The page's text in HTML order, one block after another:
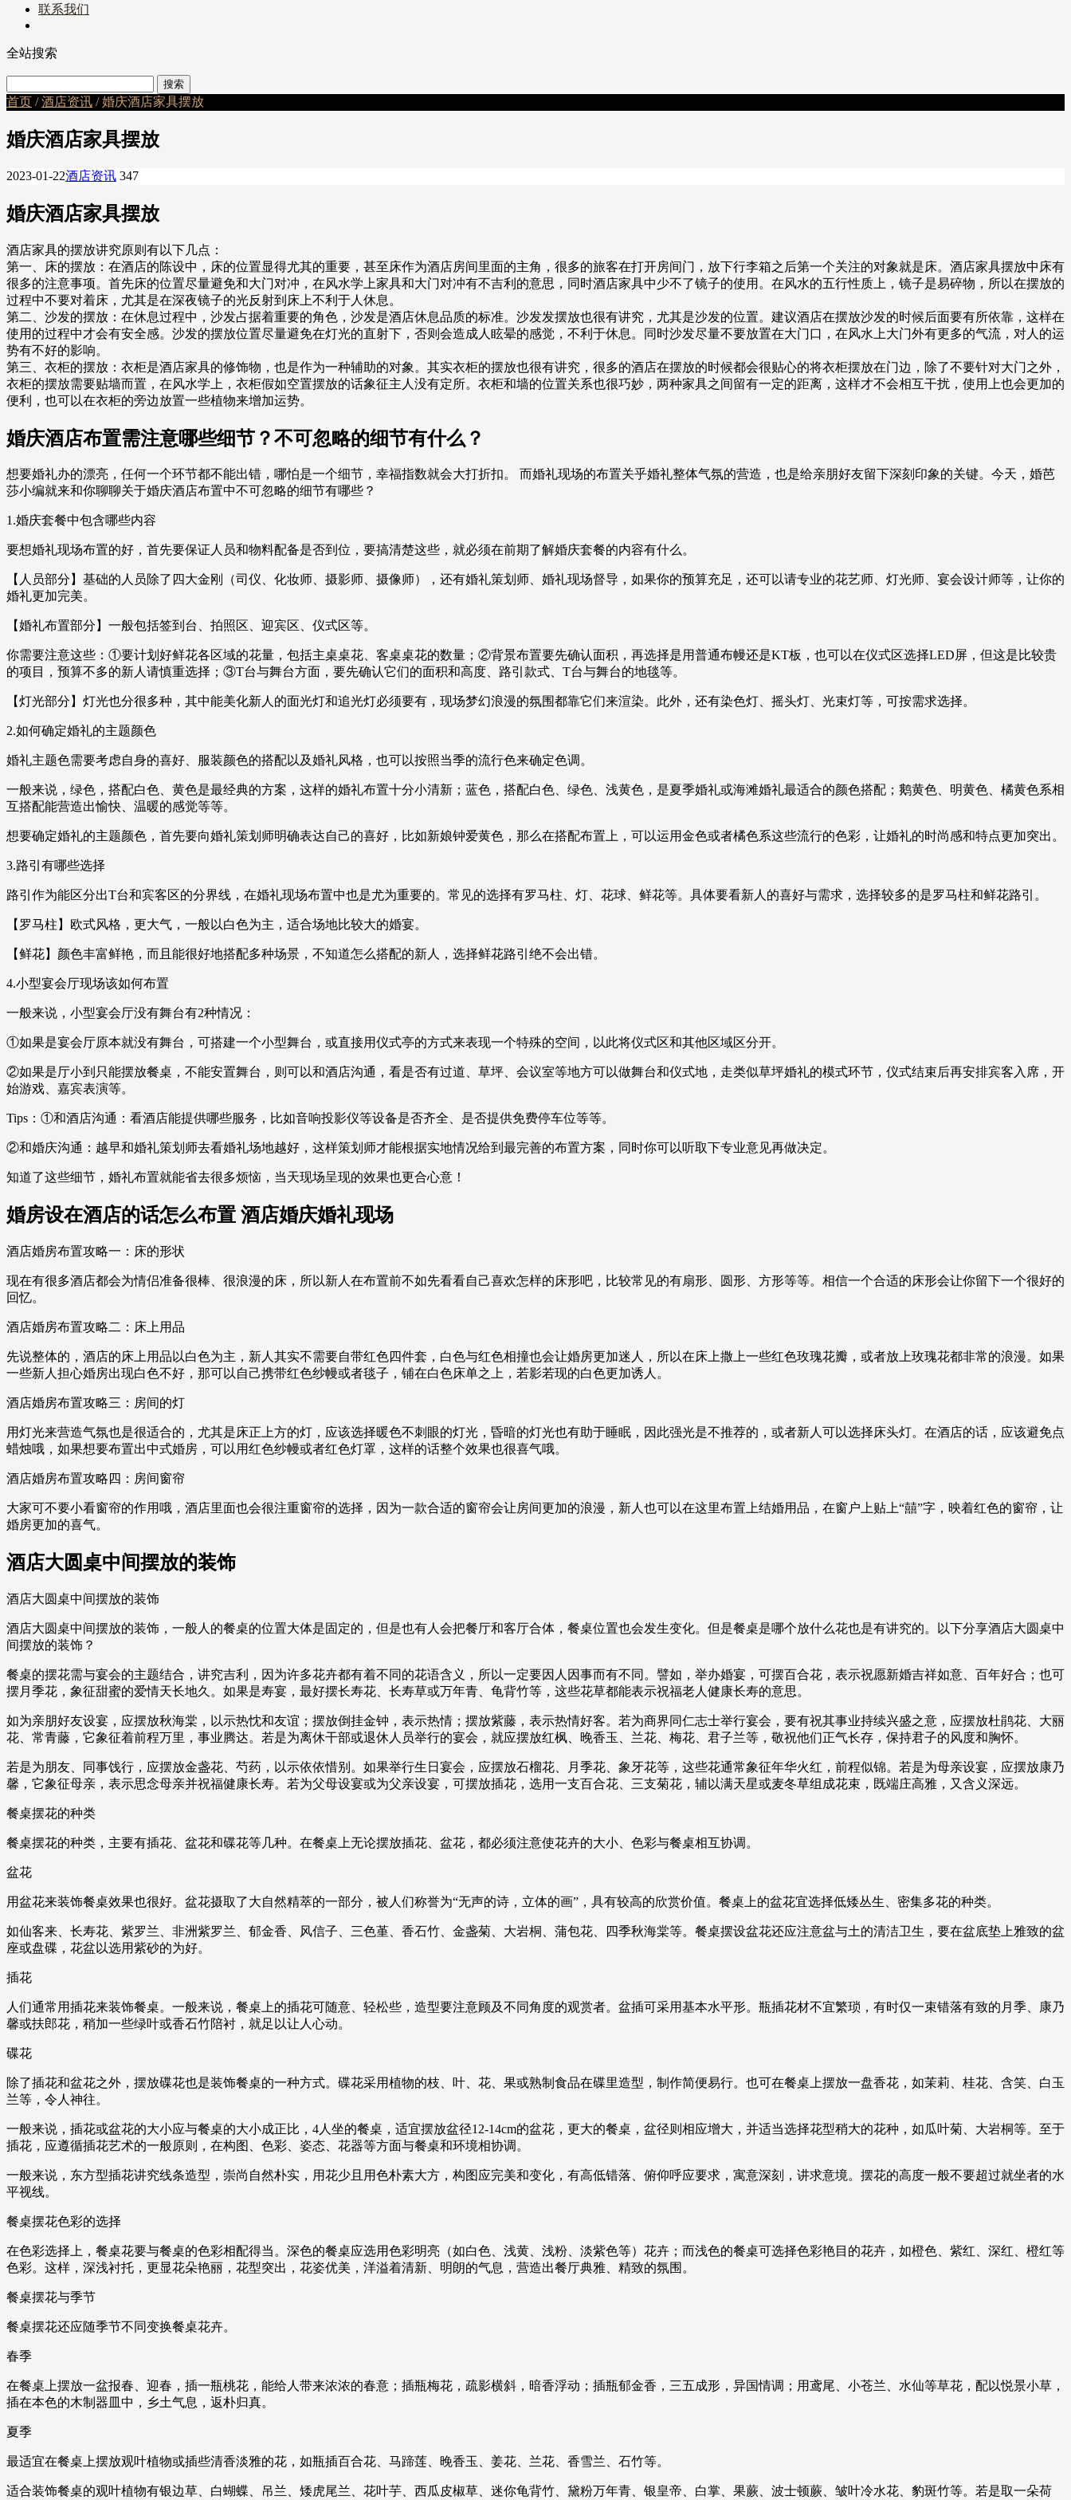
联系我们
全站搜索
首页 /酒店资讯 / 婚庆酒店家具摆放
婚庆酒店家具摆放
2023-01-22酒店资讯 347
婚庆酒店家具摆放
酒店家具的摆放讲究原则有以下几点：
第一、床的摆放：在酒店的陈设中，床的位置显得尤其的重要，甚至床作为酒店房间里面的主角，很多的旅客在打开房间门，放下行李箱之后第一个关注的对象就是床。酒店家具摆放中床有
很多的注意事项。首先床的位置尽量避免和大门对冲，在风水学上家具和大门对冲有不吉利的意思，同时酒店家具中少不了镜子的使用。在风水的五行性质上，镜子是易碎物，所以在摆放的
过程中不要对着床，尤其是在深夜镜子的光反射到床上不利于人休息。
第二、沙发的摆放：在休息过程中，沙发占据着重要的角色，沙发是酒店休息品质的标准。沙发发摆放也很有讲究，尤其是沙发的位置。建议酒店在摆放沙发的时候后面要有所依靠，这样在
使用的过程中才会有安全感。沙发的摆放位置尽量避免在灯光的直射下，否则会造成人眩晕的感觉，不利于休息。同时沙发尽量不要放置在大门口，在风水上大门外有更多的气流，对人的运
势有不好的影响。
第三、衣柜的摆放：衣柜是酒店家具的修饰物，也是作为一种辅助的对象。其实衣柜的摆放也很有讲究，很多的酒店在摆放的时候都会很贴心的将衣柜摆放在门边，除了不要针对大门之外，
衣柜的摆放需要贴墙而置，在风水学上，衣柜假如空置摆放的话象征主人没有定所。衣柜和墙的位置关系也很巧妙，两种家具之间留有一定的距离，这样才不会相互干扰，使用上也会更加的
便利，也可以在衣柜的旁边放置一些植物来增加运势。
婚庆酒店布置需注意哪些细节？不可忽略的细节有什么？
想要婚礼办的漂亮，任何一个环节都不能出错，哪怕是一个细节，幸福指数就会大打折扣。 而婚礼现场的布置关乎婚礼整体气氛的营造，也是给亲朋好友留下深刻印象的关键。今天，婚芭
莎小编就来和你聊聊关于婚庆酒店布置中不可忽略的细节有哪些？
1.婚庆套餐中包含哪些内容
要想婚礼现场布置的好，首先要保证人员和物料配备是否到位，要搞清楚这些，就必须在前期了解婚庆套餐的内容有什么。
【人员部分】基础的人员除了四大金刚（司仪、化妆师、摄影师、摄像师），还有婚礼策划师、婚礼现场督导，如果你的预算充足，还可以请专业的花艺师、灯光师、宴会设计师等，让你的
婚礼更加完美。
【婚礼布置部分】一般包括签到台、拍照区、迎宾区、仪式区等。
你需要注意这些：①要计划好鲜花各区域的花量，包括主桌桌花、客桌桌花的数量；②背景布置要先确认面积，再选择是用普通布幔还是KT板，也可以在仪式区选择LED屏，但这是比较贵
的项目，预算不多的新人请慎重选择；③T台与舞台方面，要先确认它们的面积和高度、路引款式、T台与舞台的地毯等。
【灯光部分】灯光也分很多种，其中能美化新人的面光灯和追光灯必须要有，现场梦幻浪漫的氛围都靠它们来渲染。此外，还有染色灯、摇头灯、光束灯等，可按需求选择。
2.如何确定婚礼的主题颜色
婚礼主题色需要考虑自身的喜好、服装颜色的搭配以及婚礼风格，也可以按照当季的流行色来确定色调。
一般来说，绿色，搭配白色、黄色是最经典的方案，这样的婚礼布置十分小清新；蓝色，搭配白色、绿色、浅黄色，是夏季婚礼或海滩婚礼最适合的颜色搭配；鹅黄色、明黄色、橘黄色系相
互搭配能营造出愉快、温暖的感觉等等。
想要确定婚礼的主题颜色，首先要向婚礼策划师明确表达自己的喜好，比如新娘钟爱黄色，那么在搭配布置上，可以运用金色或者橘色系这些流行的色彩，让婚礼的时尚感和特点更加突出。
3.路引有哪些选择
路引作为能区分出T台和宾客区的分界线，在婚礼现场布置中也是尤为重要的。常见的选择有罗马柱、灯、花球、鲜花等。具体要看新人的喜好与需求，选择较多的是罗马柱和鲜花路引。
【罗马柱】欧式风格，更大气，一般以白色为主，适合场地比较大的婚宴。
【鲜花】颜色丰富鲜艳，而且能很好地搭配多种场景，不知道怎么搭配的新人，选择鲜花路引绝不会出错。
4.小型宴会厅现场该如何布置
一般来说，小型宴会厅没有舞台有2种情况：
①如果是宴会厅原本就没有舞台，可搭建一个小型舞台，或直接用仪式亭的方式来表现一个特殊的空间，以此将仪式区和其他区域区分开。
②如果是厅小到只能摆放餐桌，不能安置舞台，则可以和酒店沟通，看是否有过道、草坪、会议室等地方可以做舞台和仪式地，走类似草坪婚礼的模式环节，仪式结束后再安排宾客入席，开
始游戏、嘉宾表演等。
Tips：①和酒店沟通：看酒店能提供哪些服务，比如音响投影仪等设备是否齐全、是否提供免费停车位等等。
②和婚庆沟通：越早和婚礼策划师去看婚礼场地越好，这样策划师才能根据实地情况给到最完善的布置方案，同时你可以听取下专业意见再做决定。
知道了这些细节，婚礼布置就能省去很多烦恼，当天现场呈现的效果也更合心意！
婚房设在酒店的话怎么布置 酒店婚庆婚礼现场
酒店婚房布置攻略一：床的形状
现在有很多酒店都会为情侣准备很棒、很浪漫的床，所以新人在布置前不如先看看自己喜欢怎样的床形吧，比较常见的有扇形、圆形、方形等等。相信一个合适的床形会让你留下一个很好的
回忆。
酒店婚房布置攻略二：床上用品
先说整体的，酒店的床上用品以白色为主，新人其实不需要自带红色四件套，白色与红色相撞也会让婚房更加迷人，所以在床上撒上一些红色玫瑰花瓣，或者放上玫瑰花都非常的浪漫。如果
一些新人担心婚房出现白色不好，那可以自己携带红色纱幔或者毯子，铺在白色床单之上，若影若现的白色更加诱人。
酒店婚房布置攻略三：房间的灯
用灯光来营造气氛也是很适合的，尤其是床正上方的灯，应该选择暖色不刺眼的灯光，昏暗的灯光也有助于睡眠，因此强光是不推荐的，或者新人可以选择床头灯。在酒店的话，应该避免点
蜡烛哦，如果想要布置出中式婚房，可以用红色纱幔或者红色灯罩，这样的话整个效果也很喜气哦。
酒店婚房布置攻略四：房间窗帘
大家可不要小看窗帘的作用哦，酒店里面也会很注重窗帘的选择，因为一款合适的窗帘会让房间更加的浪漫，新人也可以在这里布置上结婚用品，在窗户上贴上“囍”字，映着红色的窗帘，让
婚房更加的喜气。
酒店大圆桌中间摆放的装饰
酒店大圆桌中间摆放的装饰
酒店大圆桌中间摆放的装饰，一般人的餐桌的位置大体是固定的，但是也有人会把餐厅和客厅合体，餐桌位置也会发生变化。但是餐桌是哪个放什么花也是有讲究的。以下分享酒店大圆桌中
间摆放的装饰？
餐桌的摆花需与宴会的主题结合，讲究吉利，因为许多花卉都有着不同的花语含义，所以一定要因人因事而有不同。譬如，举办婚宴，可摆百合花，表示祝愿新婚吉祥如意、百年好合；也可
摆月季花，象征甜蜜的爱情天长地久。如果是寿宴，最好摆长寿花、长寿草或万年青、龟背竹等，这些花草都能表示祝福老人健康长寿的意思。
如为亲朋好友设宴，应摆放秋海棠，以示热忱和友谊；摆放倒挂金钟，表示热情；摆放紫藤，表示热情好客。若为商界同仁志士举行宴会，要有祝其事业持续兴盛之意，应摆放杜鹃花、大丽
花、常青藤，它象征着前程万里，事业腾达。若是为离休干部或退休人员举行的宴会，就应摆放红枫、晚香玉、兰花、梅花、君子兰等，敬祝他们正气长存，保持君子的风度和胸怀。
若是为朋友、同事饯行，应摆放金盏花、芍药，以示依依惜别。如果举行生日宴会，应摆放石榴花、月季花、象牙花等，这些花通常象征年华火红，前程似锦。若是为母亲设宴，应摆放康乃
馨，它象征母亲，表示思念母亲并祝福健康长寿。若为父母设宴或为父亲设宴，可摆放插花，选用一支百合花、三支菊花，辅以满天星或麦冬草组成花束，既端庄高雅，又含义深远。
餐桌摆花的种类
餐桌摆花的种类，主要有插花、盆花和碟花等几种。在餐桌上无论摆放插花、盆花，都必须注意使花卉的大小、色彩与餐桌相互协调。
盆花
用盆花来装饰餐桌效果也很好。盆花摄取了大自然精萃的一部分，被人们称誉为“无声的诗，立体的画”，具有较高的欣赏价值。餐桌上的盆花宜选择低矮丛生、密集多花的种类。
如仙客来、长寿花、紫罗兰、非洲紫罗兰、郁金香、风信子、三色堇、香石竹、金盏菊、大岩桐、蒲包花、四季秋海棠等。餐桌摆设盆花还应注意盆与土的清洁卫生，要在盆底垫上雅致的盆
座或盘碟，花盆以选用紫砂的为好。
插花
人们通常用插花来装饰餐桌。一般来说，餐桌上的插花可随意、轻松些，造型要注意顾及不同角度的观赏者。盆插可采用基本水平形。瓶插花材不宜繁琐，有时仅一束错落有致的月季、康乃
馨或扶郎花，稍加一些绿叶或香石竹陪衬，就足以让人心动。
碟花
除了插花和盆花之外，摆放碟花也是装饰餐桌的一种方式。碟花采用植物的枝、叶、花、果或熟制食品在碟里造型，制作简便易行。也可在餐桌上摆放一盘香花，如茉莉、桂花、含笑、白玉
兰等，令人神往。
一般来说，插花或盆花的大小应与餐桌的大小成正比，4人坐的餐桌，适宜摆放盆径12-14cm的盆花，更大的餐桌，盆径则相应增大，并适当选择花型稍大的花种，如瓜叶菊、大岩桐等。至于
插花，应遵循插花艺术的一般原则，在构图、色彩、姿态、花器等方面与餐桌和环境相协调。
一般来说，东方型插花讲究线条造型，崇尚自然朴实，用花少且用色朴素大方，构图应完美和变化，有高低错落、俯仰呼应要求，寓意深刻，讲求意境。摆花的高度一般不要超过就坐者的水
平视线。
餐桌摆花色彩的选择
在色彩选择上，餐桌花要与餐桌的色彩相配得当。深色的餐桌应选用色彩明亮（如白色、浅黄、浅粉、淡紫色等）花卉；而浅色的餐桌可选择色彩艳目的花卉，如橙色、紫红、深红、橙红等
色彩。这样，深浅衬托，更显花朵艳丽，花型突出，花姿优美，洋溢着清新、明朗的气息，营造出餐厅典雅、精致的氛围。
餐桌摆花与季节
餐桌摆花还应随季节不同变换餐桌花卉。
春季
在餐桌上摆放一盆报春、迎春，插一瓶桃花，能给人带来浓浓的春意；插瓶梅花，疏影横斜，暗香浮动；插瓶郁金香，三五成形，异国情调；用鸢尾、小苍兰、水仙等草花，配以悦景小草，
插在本色的木制器皿中，乡土气息，返朴归真。
夏季
最适宜在餐桌上摆放观叶植物或插些清香淡雅的花，如瓶插百合花、马蹄莲、晚香玉、姜花、兰花、香雪兰、石竹等。
适合装饰餐桌的观叶植物有银边草、白蝴蝶、吊兰、矮虎尾兰、花叶芋、西瓜皮椒草、迷你龟背竹、黛粉万年青、银皇帝、白掌、果蕨、波士顿蕨、皱叶冷水花、豹斑竹等。若是取一朵荷